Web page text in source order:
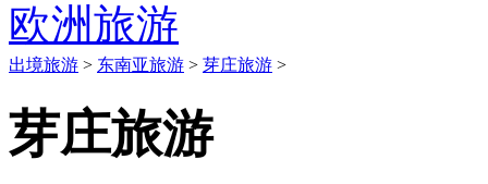
欧洲旅游
出境旅游 > 东南亚旅游 > 芽庄旅游 >
芽庄旅游